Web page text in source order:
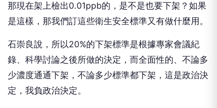
那現在架上檢出0.01ppb的，是不是也要下架？如果
是這樣，那我們訂這些衛生安全標準又有做什麼用。
石崇良說，所以20%的下架標準是根據專家會議紀
錄、科學討論之後所做的決定，而全面性的、不論多
少濃度通通下架，不論多少標準都下架，這是政治決
定，我負政治決定。